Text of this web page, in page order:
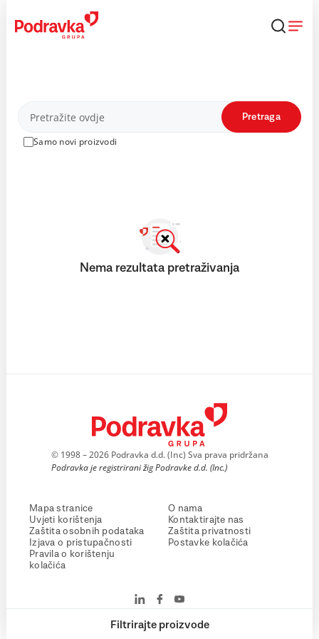
content
Proizvodi
Samo novi proizvodi
Pretraga
Filtrirajte proizvode
Nema rezultata pretraživanja
© 1998 – 2026 Podravka d.d. (Inc) Sva prava pridržana
Podravka je registrirani žig Podravke d.d. (Inc.)
Mapa stranice
Uvjeti korištenja
Zaštita osobnih podataka
Izjava o pristupačnosti
Pravila o korištenju
kolačića
O nama
Kontaktirajte nas
Zaštita privatnosti
Postavke kolačića